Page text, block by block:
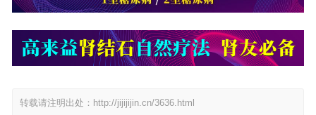
转载请注明出处： http://jijijijin.cn/3636.html